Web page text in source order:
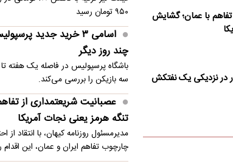
با عمان؛ گشایش
در نزدیکی یک نفتکش
ثروت افسانه‌‌ای دیوید بکهام
۹۵۰ تومان رسید
اسامی ۳ خرید جدید
چند روز دیگر
باشگاه پرسپولیس در فاصله یک هفته
سه بازیکن را بررسی می‌کند.
عصبانیت شریعتمداری از
تنگه هرمز یعنی نجات آمریکا
مدیرمسئول روزنامه کیهان، با انتقاد
چارچوب تفاهم ایران و عمان، این اقدام